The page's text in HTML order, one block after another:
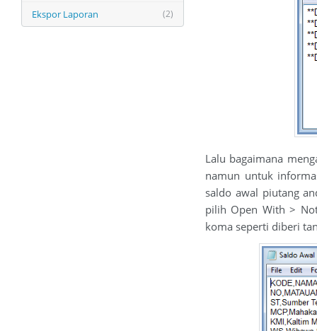
(2)
Ekspor Laporan
Lalu bagaimana
namun untuk
saldo awal piutang
pilih Open With >
koma seperti diberi